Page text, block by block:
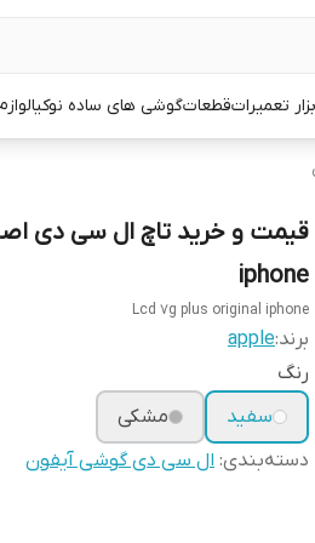
تعمیراتقطعاتگوشی های ساده نوکیا
iphone
Lcd 7g plus original iphone
برند:apple
رنگ
سفید
مشکی
دسته‌بندی: ال سی دی گوشی آیفون